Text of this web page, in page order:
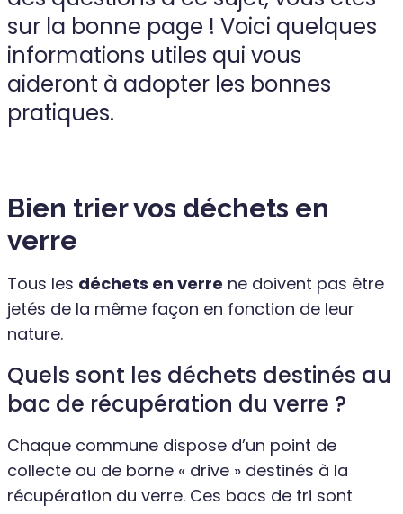
sur la bonne page ! Voici quelques
informations utiles qui vous
aideront à adopter les bonnes
pratiques.
Bien trier vos déchets en
verre
Tous les déchets en verre ne doivent pas être
jetés de la même façon en fonction de leur
nature.
Quels sont les déchets destinés au
bac de récupération du verre ?
Chaque commune dispose d’un point de
collecte ou de borne « drive » destinés à la
récupération du verre. Ces bacs de tri sont